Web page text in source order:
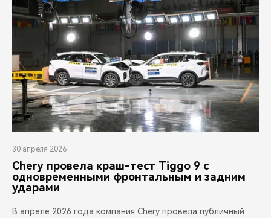
30 апреля 2026
Chery провела краш-тест Tiggo 9 с
одновременными фронтальным и задним
ударами
В апреле 2026 года компания Chery провела публичный